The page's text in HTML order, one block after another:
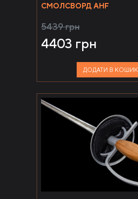
СМОЛСВОРД AHF
5439грн
4403 грн
ДОДАТИ В КОШИК